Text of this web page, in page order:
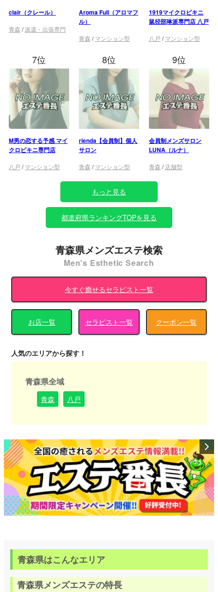
clair（クレール）
青森 /派遣・出張専門
Aroma Full（アロマフ
ル）
青森 /マンション型
1919マイクロビキニ
鼠径部琳派専門店 八戸
八戸 /マンション型
7位
M男の恋する予感 マイ
クロビキニ専門店
八戸 /マンション型
8位
rienda【会員制】個人
サロン
青森 /マンション型
9位
会員制メンズサロン
LUNA（ルナ）
青森 /店舗型
もっと見る
都道府県ランキングTOPを見る
青森県メンズエステ検索
Men's Esthetic Search
今すぐ癒せるセラピスト一覧
お店一覧 セラピスト一覧 クーポン一覧
人気のエリアから探す！
青森県全域
青森 八戸
青森県はこんなエリア
青森県メンズエステの特長